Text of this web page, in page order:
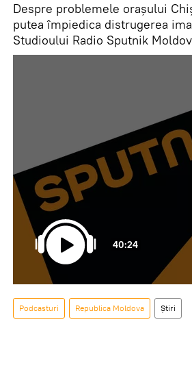
Despre problemele orașului
putea împiedica distrugerea
Studioului Radio Sputnik
40:24
Podcasturi Republica Moldova Știri